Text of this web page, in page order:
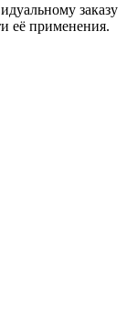
заказу
её применения.